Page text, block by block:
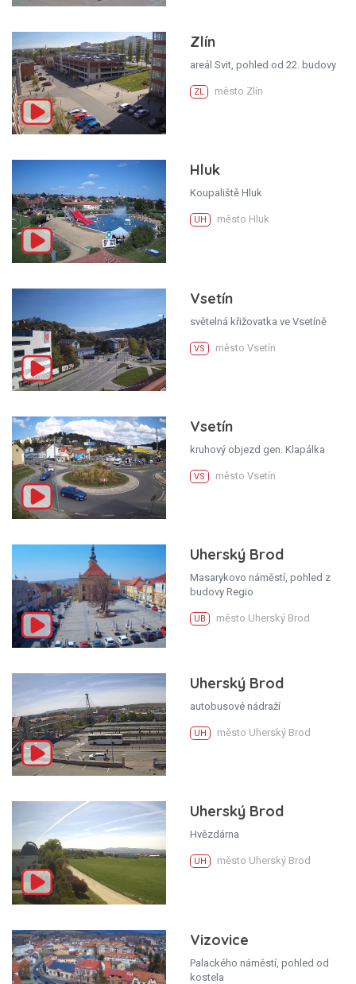
Zlín
areál Svit, pohled od 22. budovy
ZL město Zlín
Hluk
Koupaliště Hluk
UH město Hluk
Vsetín
světelná křižovatka ve Vsetíně
VS město Vsetín
Vsetín
kruhový objezd gen. Klapálka
VS město Vsetín
Uherský Brod
Masarykovo náměstí, pohled z
budovy Regio
UB město Uherský Brod
Uherský Brod
autobusové nádraží
UH město Uherský Brod
Uherský Brod
Hvězdárna
UH město Uherský Brod
Vizovice
Palackého náměstí, pohled od
kostela